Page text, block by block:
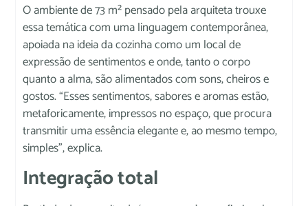
O ambiente de 73 m² pensado pela arquiteta trouxe
essa temática com uma linguagem contemporânea,
apoiada na ideia da cozinha como um local de
expressão de sentimentos e onde, tanto o corpo
quanto a alma, são alimentados com sons, cheiros e
gostos. “Esses sentimentos, sabores e aromas estão,
metaforicamente, impressos no espaço, que procura
transmitir uma essência elegante e, ao mesmo tempo,
simples”, explica.
Integração total